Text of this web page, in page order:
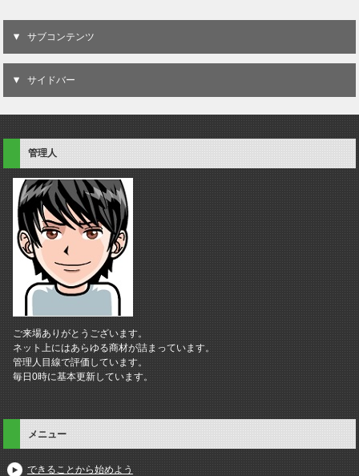
サブコンテンツ
サイドバー
管理人
ご来場ありがとうございます。
ネット上にはあらゆる商材が詰まっています。
管理人目線で評価しています。
毎日0時に基本更新しています。
メニュー
できることから始めよう